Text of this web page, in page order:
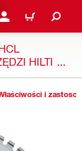
SIĘ LUB
KOSZYK
HILTI I
i